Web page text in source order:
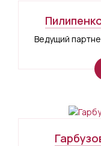
Ведущий